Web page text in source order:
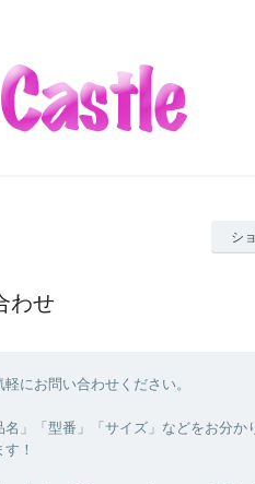
シ
わせ
にお問い合わせください。
」「型番」「サイズ」などをお分か
！